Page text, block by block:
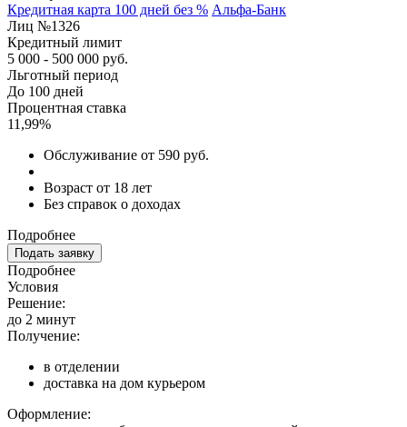
Кредитная карта 100 дней без % Альфа-Банк
Лиц №1326
Кредитный лимит
5 000 - 500 000 руб.
Льготный период
До 100 дней
Процентная ставка
11,99%
Обслуживание от 590 руб.
Возраст от 18 лет
Без справок о доходах
Подробнее
Подать заявку
Подробнее
Условия
Решение:
до 2 минут
Получение:
в отделении
доставка на дом курьером
Оформление: